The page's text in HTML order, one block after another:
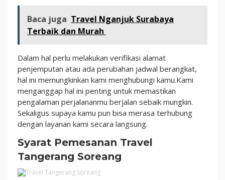
Baca juga Travel Nganjuk Surabaya
Terbaik dan Murah
Dalam hal perlu melakukan verifikasi alamat
penjemputan atau ada perubahan jadwal berangkat,
hal ini memungkinkan kami menghubungi kamu.Kami
menganggap hal ini penting untuk memastikan
pengalaman perjalananmu berjalan sebaik mungkin.
Sekaligus supaya kamu pun bisa merasa terhubung
dengan layanan kami secara langsung.
Syarat Pemesanan Travel
Tangerang Soreang